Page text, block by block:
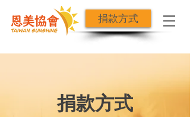
捐款方式
捐款方式